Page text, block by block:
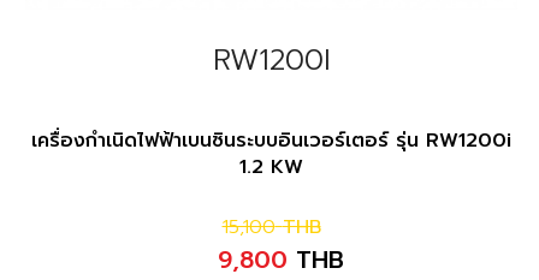
RW1200I
เครื่องกำเนิดไฟฟ้าเบนซินระบบอินเวอร์เตอร์ รุ่น RW1200i
1.2 KW
15,100 THB
9,800 THB